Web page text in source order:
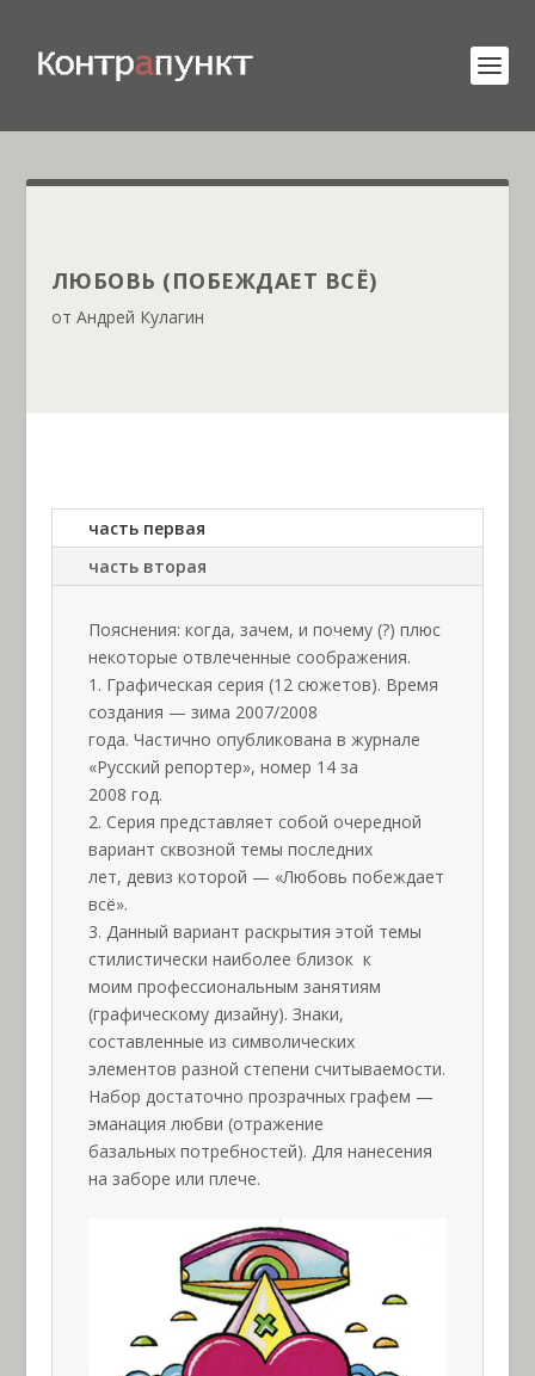
ЛЮБОВЬ (ПОБЕЖДАЕТ ВСЁ)
от Андрей Кулагин
часть первая
часть вторая
Пояснения: когда, зачем, и почему (?) плюс
некоторые отвлеченные соображения.
1. Графическая серия (12 сюжетов). Время
создания — зима 2007/2008
года. Частично опубликована в журнале
«Русский репортер», номер 14 за
2008 год.
2. Серия представляет собой очередной
вариант сквозной темы последних
лет, девиз которой — «Любовь побеждает
всё».
3. Данный вариант раскрытия этой темы
стилистически наиболее близок к
моим профессиональным занятиям
(графическому дизайну). Знаки,
составленные из символических
элементов разной степени считываемости.
Набор достаточно прозрачных графем —
эманация любви (отражение
базальных потребностей). Для нанесения
на заборе или плече.